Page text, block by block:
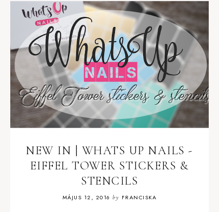
NEW IN | WHATS UP NAILS -
EIFFEL TOWER STICKERS &
STENCILS
MÁJUS 12, 2016 by FRANCISKA